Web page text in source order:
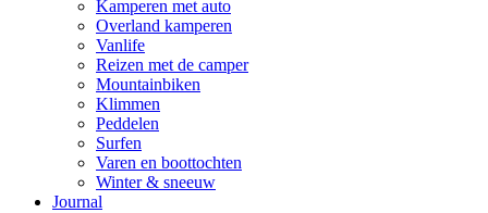
Kamperen met auto
Overland kamperen
Vanlife
Reizen met de camper
Mountainbiken
Klimmen
Peddelen
Surfen
Varen en boottochten
Winter & sneeuw
Journal